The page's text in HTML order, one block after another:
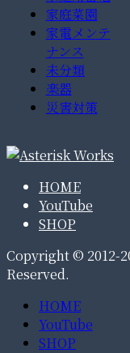
家庭菜園
家電メンテ
ナンス
未分類
楽器
災害対策
HOME
YouTube
SHOP
Copyright © 2012-
Reserved.
HOME
YouTube
SHOP